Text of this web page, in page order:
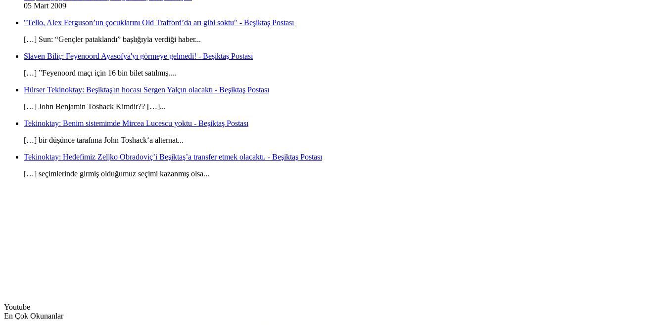
05 Mart 2009
"Tello, Alex Ferguson’un çocuklarını Old Trafford’da arı gibi soktu" - Beşiktaş Postası
[…] Sun: “Gençler pataklandı” başlığıyla verdiği haber...
Slaven Biliç: Feyenoord Ayasofya'yı görmeye gelmedi! - Beşiktaş Postası
[…] ”Feyenoord maçı için 16 bin bilet satılmış....
Hürser Tekinoktay: Beşiktaş'ın hocası Sergen Yalçın olacaktı - Beşiktaş Postası
[…] John Benjamin Toshack Kimdir?? […]...
Tekinoktay: Benim sistemimde Mircea Lucescu yoktu - Beşiktaş Postası
[…] bir düşünce tarafıma John Toshack‘a alternat...
Tekinoktay: Hedefimiz Zeljko Obradoviç’i Beşiktaş’a transfer etmek olacaktı. - Beşiktaş Postası
[…] seçimlerinde girmiş olduğumuz seçimi kazanmış olsa...
Youtube
En Çok Okunanlar